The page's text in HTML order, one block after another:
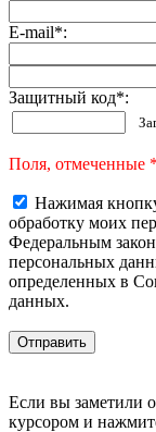
E-mail*:
Защитный код*:
Поля, отмеченные
Нажимая
обработку моих
Федеральным
персональных
определенных в
данных.
Если вы заметили
курсором и